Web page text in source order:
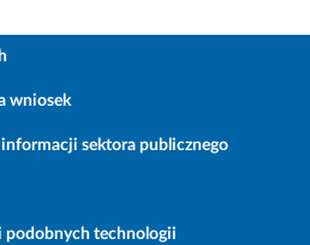
wniosek
sektora publicznego
podobnych technologii